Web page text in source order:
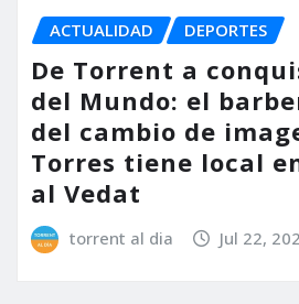
ACTUALIDAD DEPORTES
De Torrent a
del Mundo: el
del cambio de
Torres tiene local
al Vedat
torrent al dia Jul 22,